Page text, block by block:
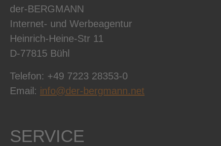
der-BERGMANN
Internet- und Werbeagentur
Heinrich-Heine-Str 11
D-77815 Bühl
Telefon: +49 7223 28353-0
Email: info@der-bergmann.net
SERVICE